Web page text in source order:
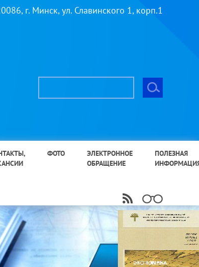
г. Минск, ул. Славинского 1, корп.1
ФОТО
ЭЛЕКТРОННОЕ
ОБРАЩЕНИЕ
ПОЛЕЗНАЯ